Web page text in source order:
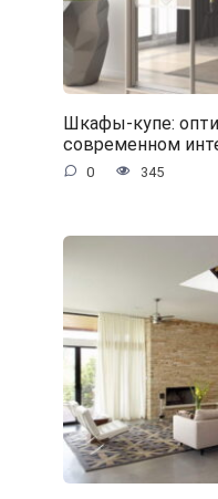
Шкафы-купе:
современном
0 345